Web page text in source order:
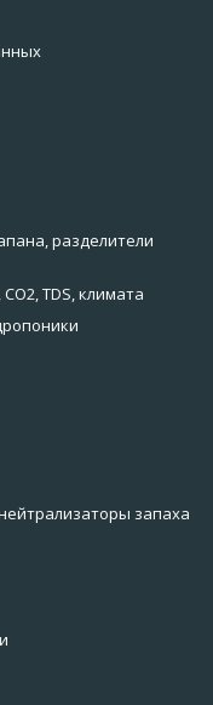
разделители
TDS, климата
запаха